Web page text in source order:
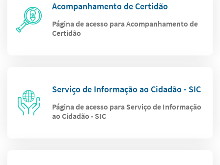
Acompanhamento de Certidão
Página de acesso para Acompanhamento de
Certidão
Serviço de Informação ao Cidadão - SIC
Página de acesso para Serviço de Informação
ao Cidadão - SIC